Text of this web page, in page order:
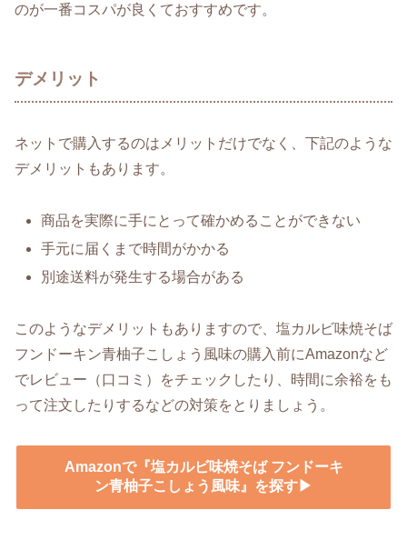
のが一番コスパが良くておすすめです。
デメリット
ネットで購入するのはメリットだけでなく、下記のような
デメリットもあります。
商品を実際に手にとって確かめることができない
手元に届くまで時間がかかる
別途送料が発生する場合がある
このようなデメリットもありますので、塩カルビ味焼そば
フンドーキン青柚子こしょう風味の購入前にAmazonなど
でレビュー（口コミ）をチェックしたり、時間に余裕をも
って注文したりするなどの対策をとりましょう。
Amazonで『塩カルビ味焼そば フンドーキ
ン青柚子こしょう風味』を探す▶